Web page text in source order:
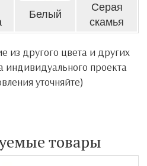
Белый
Серая
скамья
из другого цвета и других
индивидуального проекта
уточняйте)
товары